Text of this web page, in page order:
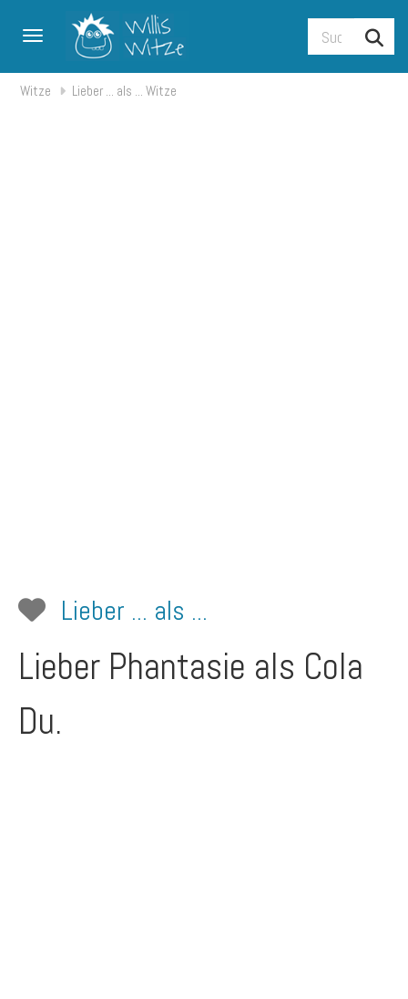
Toggle navigation
Witze Lieber ... als ... Witze
Lieber ... als ...
Lieber Phantasie als Cola
Du.